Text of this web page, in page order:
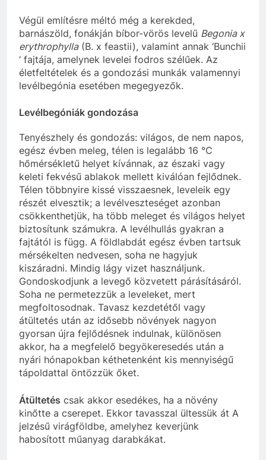
Végül említésre méltó még a kerekded,
barnászöld, fonákján bíbor-vörös levelű Begonia x
erythrophylla(B. x feastii), valamint annak ‘Bunchii
‘ fajtája, amelynek levelei fodros szélűek. Az
életfeltételek és a gondozási munkák valamennyi
levélbegónia esetében megegyezők.
Levélbegóniák gondozása
Tenyészhely és gondozás: világos, de nem napos,
egész évben meleg, télen is legalább 16 °C
hőmérsékletű helyet kívánnak, az északi vagy
keleti fekvésű ablakok mellett kiválóan fejlődnek.
Télen többnyire kissé visszaesnek, leveleik egy
részét elvesztik; a levélveszteséget azonban
csökkenthetjük, ha több meleget és világos helyet
biztosítunk számukra. A levélhullás gyakran a
fajtától is függ. A földlabdát egész évben tartsuk
mérsékelten nedvesen, soha ne hagyjuk
kiszáradni. Mindig lágy vizet használjunk.
Gondoskodjunk a levegő közvetett párásításáról.
Soha ne permetezzük a leveleket, mert
megfoltosodnak. Tavasz kezdetétől vagy
átültetés után az idősebb növények nagyon
gyorsan újra fejlődésnek indulnak, különösen
akkor, ha a megfelelő begyökeresedés után a
nyári hónapokban kéthetenként kis mennyiségű
tápoldattal öntözzük őket.
Átültetés csak akkor esedékes, ha a növény
kinőtte a cserepet. Ekkor tavasszal ültessük át A
jelzésű virágföldbe, amelyhez keverjünk
habosított műanyag darabkákat.